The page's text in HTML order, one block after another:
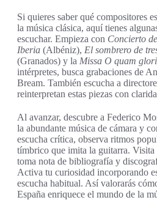
Si quieres saber qué compositores
la música clásica, aquí tienes
escuchar. Empieza con Concierto
Iberia (Albéniz), El sombrero de
(Granados) y la Missa O quam
intérpretes, busca grabaciones de
Bream. También escucha a
reinterpretan estas piezas con
Al avanzar, descubre a Federico
la abundante música de cámara y
escucha crítica, observa ritmos
tímbrico que imita la guitarra.
toma nota de bibliografía y
Activa tu curiosidad incorporando
escucha habitual. Así valorarás
España enriquece el mundo de la